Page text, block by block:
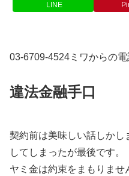
LINE
03-6709-4524ミワからの電
違法金融手口
契約前は美味しい話しか
してしまったが最後です。
ヤミ金は約束をまもりませ